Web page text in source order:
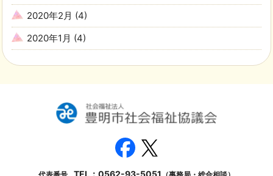
2020年2月 (4)
2020年1月 (4)
TEL： 0562-93-5051